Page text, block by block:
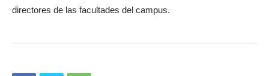
directores de las facultades del campus.